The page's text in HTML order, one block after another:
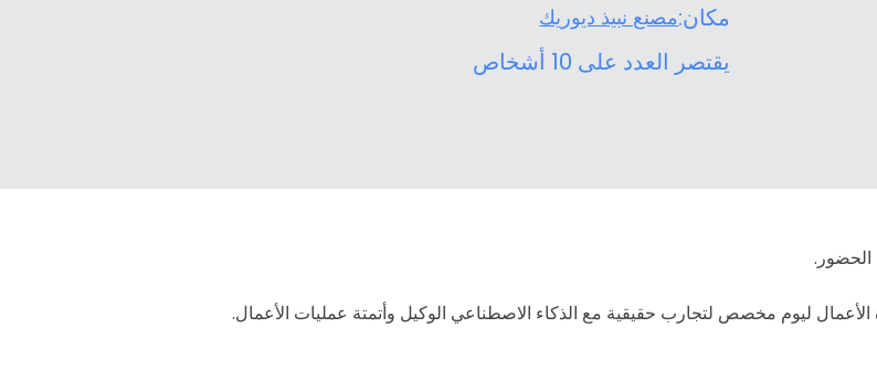
مكان:مصنع نبيذ ديوريك
يقتصر العدد على 10 أشخاص
الحضور.
ليوم مخصص لتجارب حقيقية مع الذكاء الاصطناعي الوكيل وأتمتة عمليات الأعمال.